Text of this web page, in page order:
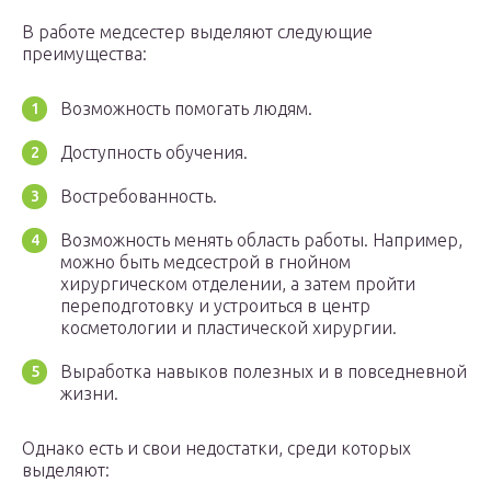
В работе медсестер выделяют следующие
преимущества:
Возможность помогать людям.
Доступность обучения.
Востребованность.
Возможность менять область работы. Например,
можно быть медсестрой в гнойном
хирургическом отделении, а затем пройти
переподготовку и устроиться в центр
косметологии и пластической хирургии.
Выработка навыков полезных и в повседневной
жизни.
Однако есть и свои недостатки, среди которых
выделяют: